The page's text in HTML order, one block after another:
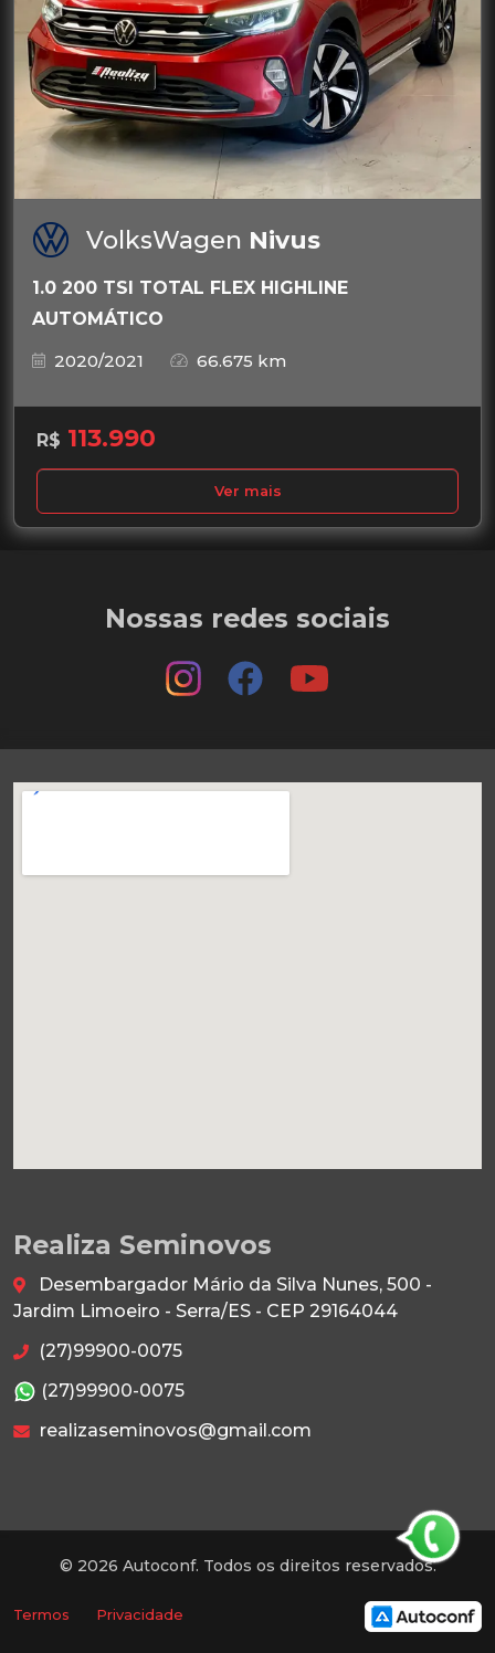
VolksWagen Nivus
1.0 200 TSI TOTAL FLEX HIGHLINE
AUTOMÁTICO
2020/2021
66.675 km
R$ 113.990
Ver mais
Nossas redes sociais
Realiza Seminovos
Desembargador Mário da Silva Nunes, 500 -
Jardim Limoeiro - Serra/ES - CEP 29164044
(27)99900-0075
(27)99900-0075
realizaseminovos@gmail.com
© 2026 Autoconf. Todos os direitos reservados.
Termos Privacidade